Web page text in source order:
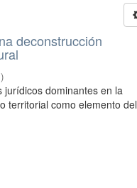
deconstrucción
)
jurídicos dominantes en la
territorial como elemento del